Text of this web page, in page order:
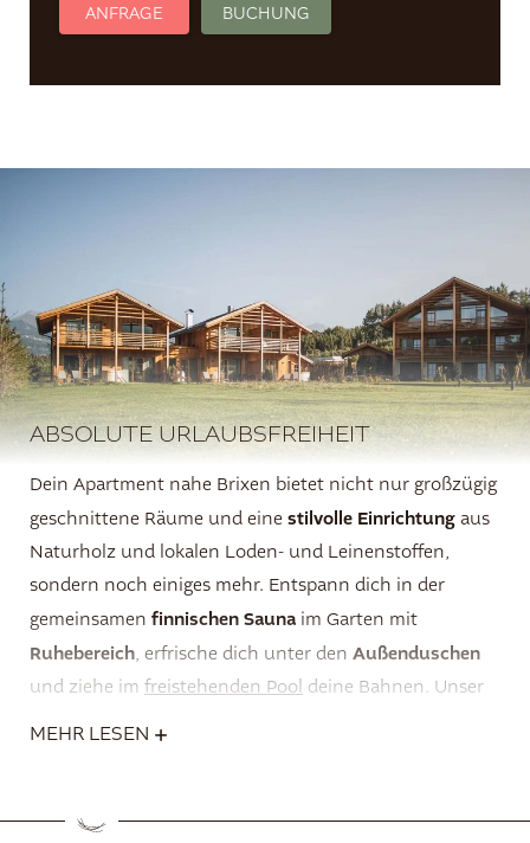
ANFRAGE BUCHUNG
ABSOLUTE URLAUBSFREIHEIT
Dein Apartment nahe Brixen bietet nicht nur großzügig
geschnittene Räume und eine stilvolle Einrichtung aus
Naturholz und lokalen Loden- und Leinenstoffen,
sondern noch einiges mehr. Entspann dich in der
gemeinsamen finnischen Sauna im Garten mit
Ruhebereich, erfrische dich unter den Außenduschen
und ziehe im freistehenden Pool deine Bahnen. Unser
Frühstückskorb
Frühstückskorb gern abbestellen. So wird jeder
MEHR LESEN